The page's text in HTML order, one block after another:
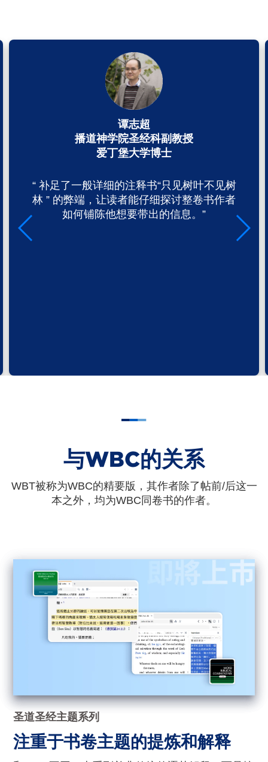
谭志超
播道神学院圣经科副教授
爱丁堡大学博士
“ 补足了一般详细的注释书“只见树叶不见树
林 ” 的弊端，让读者能仔细探讨整卷书作者
如何铺陈他想要带出的信息。”
与WBC的关系
WBT被称为WBC的精要版，其作者除了帖前/后这一
本之外，均为WBC同卷书的作者。
圣道圣经主题系列
注重于书卷主题的提炼和解释